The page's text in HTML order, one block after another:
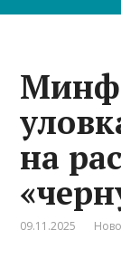
на
09.11.2025